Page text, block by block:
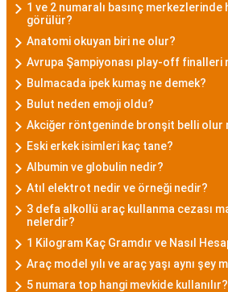
1 ve 2 numaralı basınç
görülür?
Anatomi okuyan biri ne olur?
Avrupa Şampiyonası play-off finalleri
Bulmacada ipek kumaş ne demek?
Bulut neden emoji oldu?
Akciğer röntgeninde bronşit belli olur
Eski erkek isimleri kaç tane?
Albumin ve globulin nedir?
Atıl elektrot nedir ve örneği nedir?
3 defa alkollü araç kullanma cezası
nelerdir?
1 Kilogram Kaç Gramdır ve Nasıl
Araç model yılı ve araç yaşı aynı şey
5 numara top hangi mevkide kullanılır?